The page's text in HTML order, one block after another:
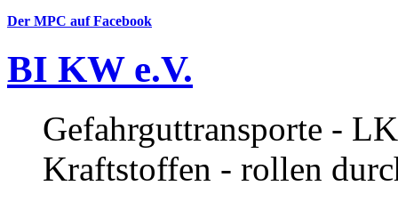
Der MPC auf Facebook
BI KW e.V.
Gefahrguttransporte -
Kraftstoffen - rollen